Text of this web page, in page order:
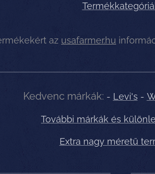
az usafarmer.hu
Kedvenc márkák: - Levi's -
További márkák és
Extra nagy méretű